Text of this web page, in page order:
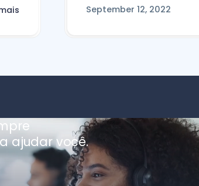
September 12, 2022
ajudar você.